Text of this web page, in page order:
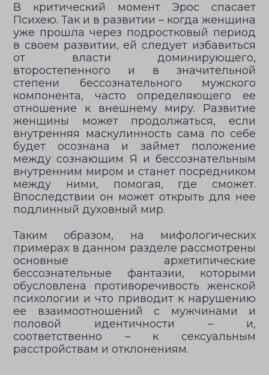
В критический момент Эрос спасает
Психею. Так и в развитии – когда женщина
уже прошла через подростковый период
в своем развитии, ей следует избавиться
от власти доминирующего,
второстепенного и в значительной
степени бессознательного мужского
компонента, часто определяющего ее
отношение к внешнему миру. Развитие
женщины может продолжаться, если
внутренняя маскулинность сама по себе
будет осознана и займет положение
между сознающим Я и бессознательным
внутренним миром и станет посредником
между ними, помогая, где сможет.
Впоследствии он может открыть для нее
подлинный духовный мир.
Таким образом, на мифологических
примерах в данном разделе рассмотрены
основные архетипические
бессознательные фантазии, которыми
обусловлена противоречивость женской
психологии и что приводит к нарушению
ее взаимоотношений с мужчинами и
половой идентичности – и,
соответственно – к сексуальным
расстройствам и отклонениям.